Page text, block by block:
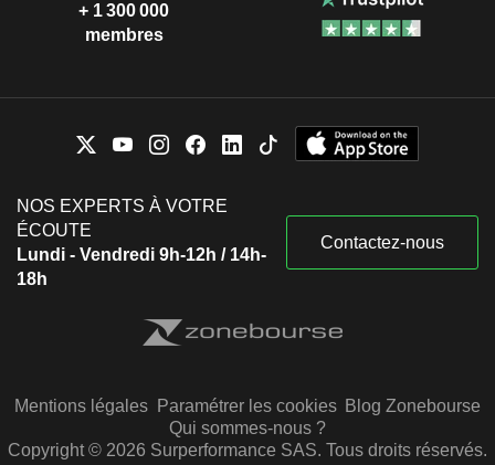
+ 1 300 000
membres
NOS EXPERTS À VOTRE
ÉCOUTE
Lundi - Vendredi 9h-12h / 14h-
18h
Contactez-nous
Mentions légales Paramétrer les cookies Blog Zonebourse
Qui sommes-nous ?
Copyright © 2026 Surperformance SAS. Tous droits réservés.